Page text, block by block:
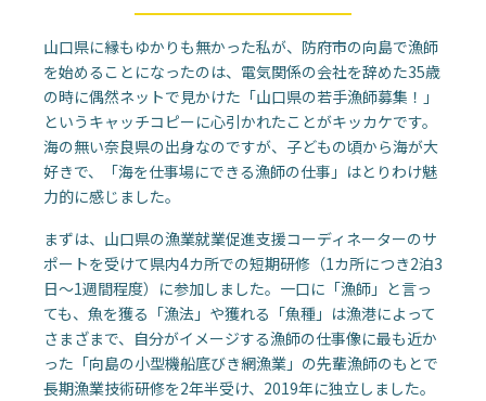
山口県に縁もゆかりも無かった私が、防府市の向島で漁師
を始めることになったのは、電気関係の会社を辞めた35歳
の時に偶然ネットで見かけた「山口県の若手漁師募集！」
というキャッチコピーに心引かれたことがキッカケです。
海の無い奈良県の出身なのですが、子どもの頃から海が大
好きで、「海を仕事場にできる漁師の仕事」はとりわけ魅
力的に感じました。
まずは、山口県の漁業就業促進支援コーディネーターのサ
ポートを受けて県内4カ所での短期研修（1カ所につき2泊3
日～1週間程度）に参加しました。一口に「漁師」と言っ
ても、魚を獲る「漁法」や獲れる「魚種」は漁港によって
さまざまで、自分がイメージする漁師の仕事像に最も近か
った「向島の小型機船底びき網漁業」の先輩漁師のもとで
長期漁業技術研修を2年半受け、2019年に独立しました。